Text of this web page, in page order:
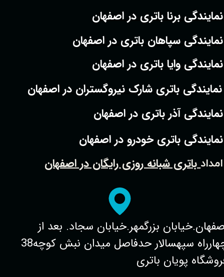
بزرگمهر.خیابان سجاد. بعد از
چهارراه سپهسالار حدفاصل میدان نبش کوچه38
پویان باتری
نمایندگی برنا باتری در اصفهان
نمایندگی سپاهان باتری در اصفهان
نمایندگی وایا باتری در اصفهان
نمایندگی آذر باتری در اصفهان
نمایندگی باتری شارک نیروگستران در اصفهان
نمایندگی باتری خودرو در اصفهان
امدادباتری شبانه روزی رایگان در اصفهان